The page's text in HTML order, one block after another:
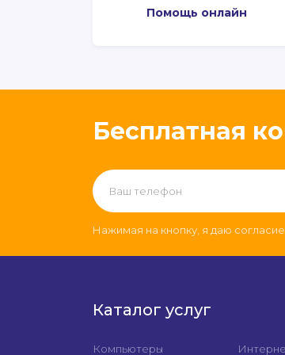
Помощь онлайн
Бесплатная
Нажимая на кнопку, я даю
Каталог услуг
Компьютеры